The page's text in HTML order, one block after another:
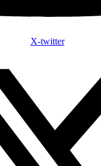
X-twitter